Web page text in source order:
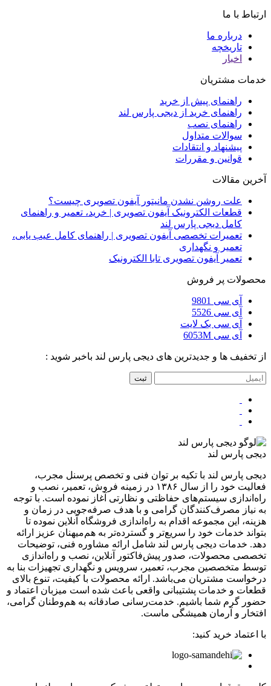
ارتباط با ما
درباره ما
تاریخچه
اخبار
خدمات مشتریان
راهنمای پیش از خرید
راهنمای خرید از دیجی پارس لند
راهنمای نصب
سوالات متداول
پیشنهاد و انتقادات
قوانین و مقررات
آخرین مقالات
علت روشن نشدن مانیتور آیفون تصویری چیست؟
قطعات الکترونیک آیفون تصویری | خرید، تعمیر و راهنمای
کامل دیجی پارس لند
تعمیرات تخصصی آیفون تصویری | راهنمای کامل عیب یابی،
تعمیر و نگهداری
تعمیر آیفون تصویری تابا الکترونیک
محصولات پر فروش
آی سی 9801
آی سی 5526
آی سی بک لایت
آی سی 6053M
از تخفیف ها و جدیدترین های دیجی پارس لند باخبر شوید :
ثبت
دیجی پارس لند
دیجی پارس لند با تکیه بر توان فنی و تخصص پرسنل مجرب،
فعالیت خود را از سال ۱۳۸۶ در زمینه فروش، تعمیر، نصب و
راه‌اندازی سیستم‌های حفاظتی و نظارتی آغاز نموده است. با توجه
به نیاز مصرف‌کنندگان گرامی و با هدف صرفه‌جویی در زمان و
هزینه، این مجموعه اقدام به راه‌اندازی فروشگاه آنلاین نموده تا
بتواند خدمات خود را سریع‌تر و گسترده‌تر به هم‌میهنان عزیز ارائه
دهد. خدمات دیجی پارس لند شامل ارائه مشاوره فنی، توضیحات
تخصصی محصولات، صدور پیش‌فاکتور آنلاین، نصب و راه‌اندازی
توسط متخصصین مجرب، تعمیر، سرویس و نگهداری تجهیزات بنا به
درخواست مشتریان می‌باشد. ارائه محصولات با کیفیت، تنوع بالای
قطعات و خدمات پشتیبانی واقعی باعث شده است میزبان اعتماد و
حضور گرم شما باشیم. خدمت‌رسانی صادقانه به هم‌وطنان گرامی،
افتخار و آرمان همیشگی ماست.
با اعتماد خرید کنید: